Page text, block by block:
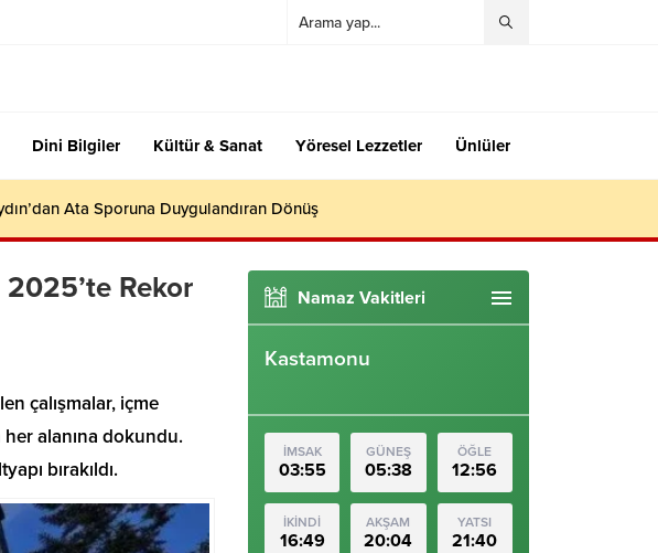
Dini Bilgiler Kültür & Sanat Yöresel Lezzetler Ünlüler
Ata Sporuna Duygulandıran Dönüş
Rekor
çalışmalar, içme
her alanına dokundu.
bırakıldı.
Namaz Vakitleri
Kastamonu
İMSAK
03:55
GÜNEŞ
05:38
ÖĞLE
12:56
İKİNDİ
16:49
AKŞAM
20:04
YATSI
21:40